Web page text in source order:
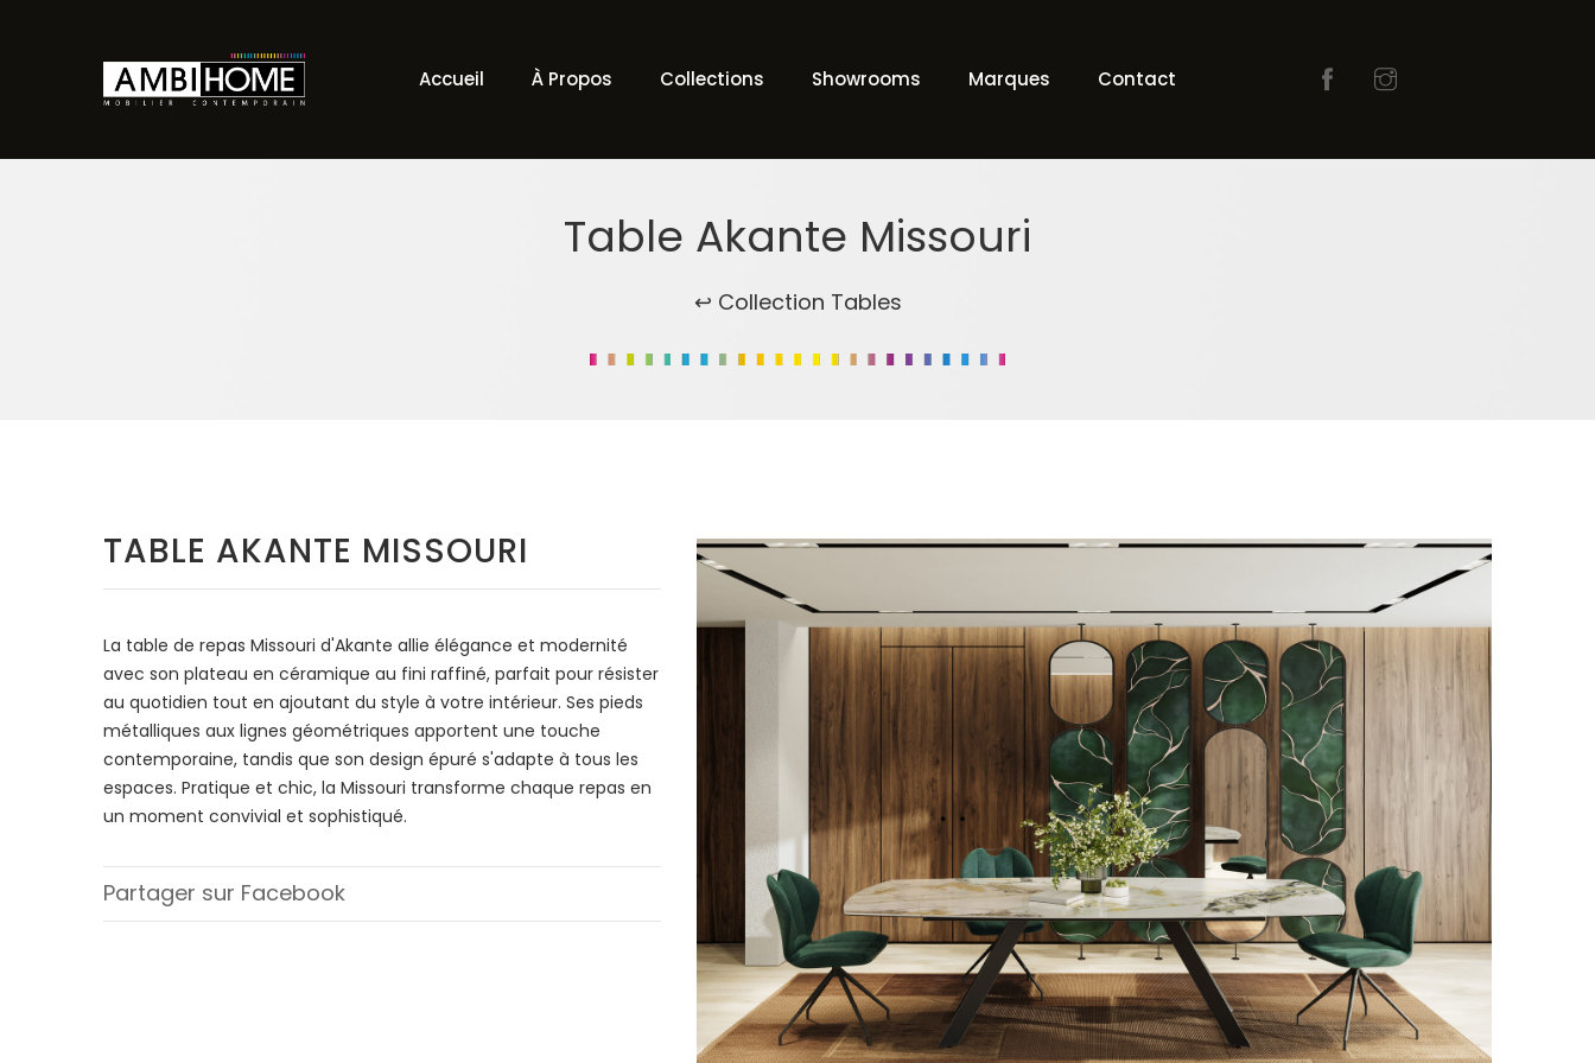
Accueil À Propos Collections Showrooms Marques Contact
Table Akante Missouri
↩ Collection Tables
TABLE AKANTE MISSOURI
La table de repas Missouri d'Akante allie élégance et modernité
avec son plateau en céramique au fini raffiné, parfait pour résister
au quotidien tout en ajoutant du style à votre intérieur. Ses pieds
métalliques aux lignes géométriques apportent une touche
contemporaine, tandis que son design épuré s'adapte à tous les
espaces. Pratique et chic, la Missouri transforme chaque repas en
un moment convivial et sophistiqué.
Partager sur Facebook